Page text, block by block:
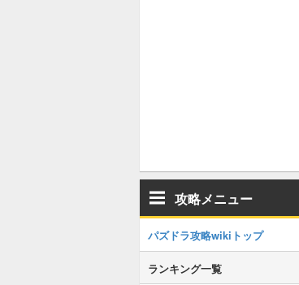
攻略メニュー
パズドラ攻略wikiトップ
ランキング一覧